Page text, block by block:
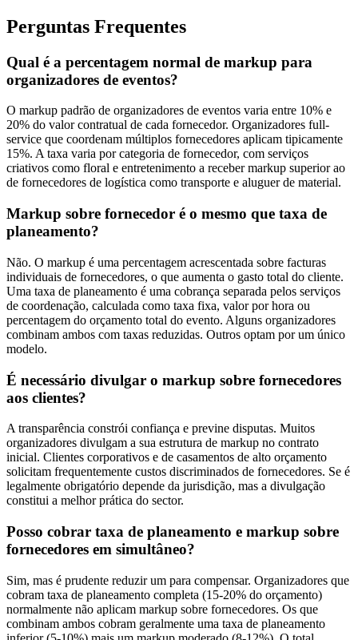
Perguntas Frequentes
Qual é a percentagem normal de markup para
organizadores de eventos?
O markup padrão de organizadores de eventos varia entre 10% e
20% do valor contratual de cada fornecedor. Organizadores full-
service que coordenam múltiplos fornecedores aplicam tipicamente
15%. A taxa varia por categoria de fornecedor, com serviços
criativos como floral e entretenimento a receber markup superior ao
de fornecedores de logística como transporte e aluguer de material.
Markup sobre fornecedor é o mesmo que taxa de
planeamento?
Não. O markup é uma percentagem acrescentada sobre facturas
individuais de fornecedores, o que aumenta o gasto total do cliente.
Uma taxa de planeamento é uma cobrança separada pelos serviços
de coordenação, calculada como taxa fixa, valor por hora ou
percentagem do orçamento total do evento. Alguns organizadores
combinam ambos com taxas reduzidas. Outros optam por um único
modelo.
É necessário divulgar o markup sobre fornecedores
aos clientes?
A transparência constrói confiança e previne disputas. Muitos
organizadores divulgam a sua estrutura de markup no contrato
inicial. Clientes corporativos e de casamentos de alto orçamento
solicitam frequentemente custos discriminados de fornecedores. Se é
legalmente obrigatório depende da jurisdição, mas a divulgação
constitui a melhor prática do sector.
Posso cobrar taxa de planeamento e markup sobre
fornecedores em simultâneo?
Sim, mas é prudente reduzir um para compensar. Organizadores que
cobram taxa de planeamento completa (15-20% do orçamento)
normalmente não aplicam markup sobre fornecedores. Os que
combinam ambos cobram geralmente uma taxa de planeamento